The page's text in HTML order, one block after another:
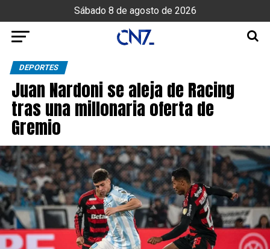
Sábado 8 de agosto de 2026
DEPORTES
Juan Nardoni se aleja de Racing
tras una millonaria oferta de
Gremio